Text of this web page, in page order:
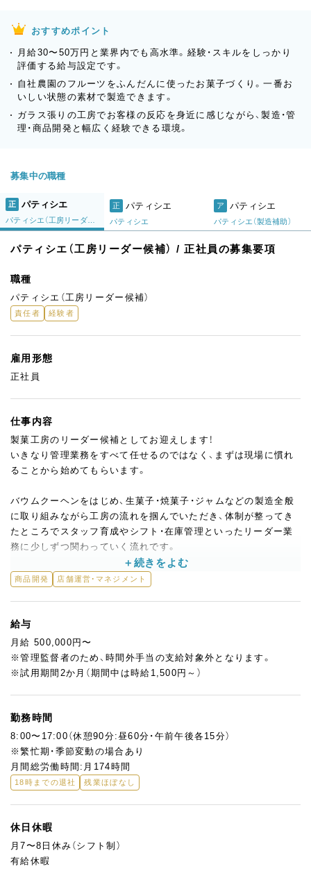
おすすめポイント
月給30〜50万円と業界内でも高水準。経験・スキルをしっかり
評価する給与設定です。
自社農園のフルーツをふんだんに使ったお菓子づくり。一番お
いしい状態の素材で製造できます。
ガラス張りの工房でお客様の反応を身近に感じながら、製造・管
理・商品開発と幅広く経験できる環境。
募集中の職種
正 パティシエ
パティシエ（工房リーダー候補）
正 パティシエ
パティシエ
ア パティシエ
パティシエ（製造補助）
パティシエ（工房リーダー候補） / 正社員の募集要項
職種
パティシエ（工房リーダー候補）
責任者 経験者
雇用形態
正社員
仕事内容
製菓工房のリーダー候補としてお迎えします！
いきなり管理業務をすべて任せるのではなく、まずは現場に慣れ
ることから始めてもらいます。
バウムクーヘンをはじめ、生菓子・焼菓子・ジャムなどの製造全般
に取り組みながら工房の流れを掴んでいただき、体制が整ってき
たところでスタッフ育成やシフト・在庫管理といったリーダー業
務に少しずつ関わっていく流れです。
商品開発も、ここで働く面白さのひとつ。
農園スタッフから「メロンが豊作だ」と連絡が入ったら、じゃあ何
を作ろうか、と動き出せる。
普通のパティスリーではなかなかない経験です。
能しています。
少人数の現場だからこそ、自分のやり方でチームをまとめていく
手応えを感じやすい環境です。
商品開発 店舗運営・マネジメント
給与
月給 500,000円〜
※管理監督者のため、時間外手当の支給対象外となります。
※試用期間2か月（期間中は時給1,500円～）
勤務時間
8:00〜17:00（休憩90分:昼60分・午前午後各15分）
※繁忙期・季節変動の場合あり
月間総労働時間:月174時間
18時までの退社 残業ほぼなし
休日休暇
月7〜8日休み（シフト制）
有給休暇